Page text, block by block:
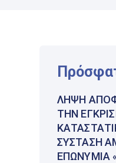
ΛΉΨΗ
ΤΗΝ
ΣΎΣΤΑΣΗ
ΕΠΩΝΥΜΊΑ